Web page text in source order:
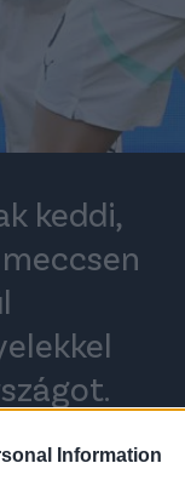
Information
keddi,